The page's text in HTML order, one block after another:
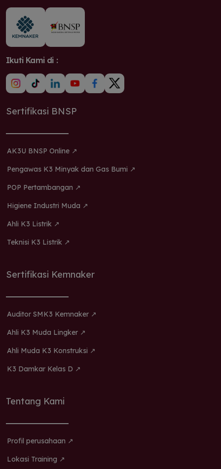
Ikuti Kami di :
Sertifikasi BNSP
AK3U BNSP Online ↗
Pengawas K3 Minyak dan Gas Bumi ↗
POP Pertambangan ↗
Higiene Industri Muda ↗
Ahli K3 Listrik ↗
Teknisi K3 Listrik ↗
Sertifikasi Kemnaker
Auditor SMK3 Kemnaker ↗
Ahli K3 Muda Lingker ↗
Ahli Muda K3 Konstruksi ↗
K3 Damkar Kelas D ↗
Tentang Kami
Profil perusahaan ↗
Lokasi Training ↗